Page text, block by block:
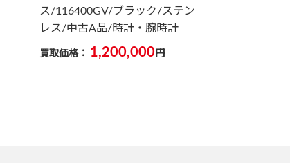
ス/116400GV/ブラック/ステン
レス/中古A品/時計・腕時計
買取価格： 1,200,000 円